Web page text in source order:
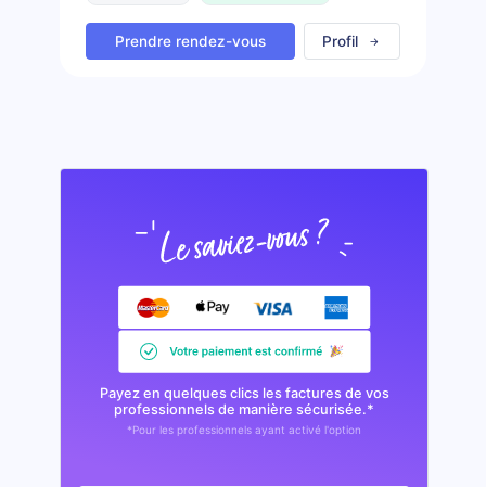
Prendre rendez-vous Profil
Payez en quelques clics les factures de vos
professionnels de manière sécurisée.*
*Pour les professionnels ayant activé l'option